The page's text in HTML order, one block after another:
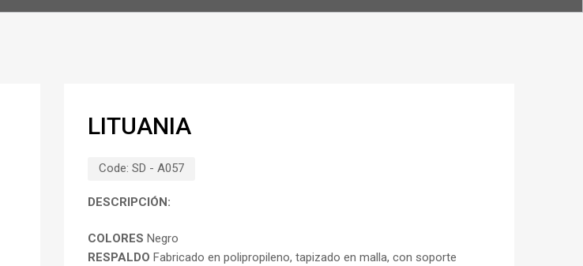
LITUANIA
Code: SD - A057
DESCRIPCIÓN:
COLORES Negro
RESPALDO Fabricado en polipropileno, tapizado en malla, con soporte